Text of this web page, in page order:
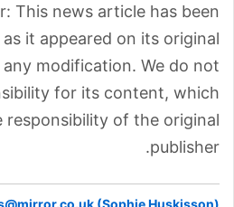
This news article has been
it appeared on its original
modification. We do not
for its content, which
responsibility of the original
publisher.
(Sophie Huskisson)